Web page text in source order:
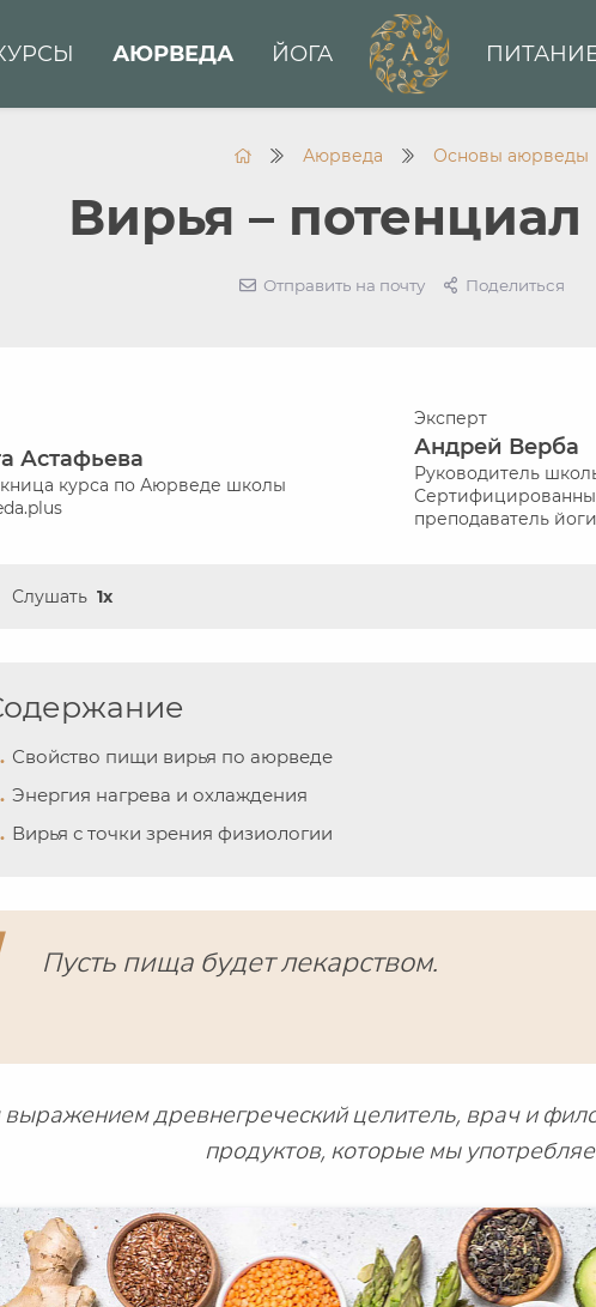
АЮРВЕДА ЙОГА
Аюрведа Основы аюрведы
Вирья –
Отправить на почту Поделиться
Астафьева
курса по Аюрведе школы
Эксперт
Андрей Верба
Руководитель
преподаватель
Слушать 1x
Свойство пищи вирья по аюрведе
Энергия нагрева и охлаждения
Вирья с точки зрения физиологии
Пусть пища будет лекарством.
выражением древнегреческий целитель, врач и
продуктов, которые мы